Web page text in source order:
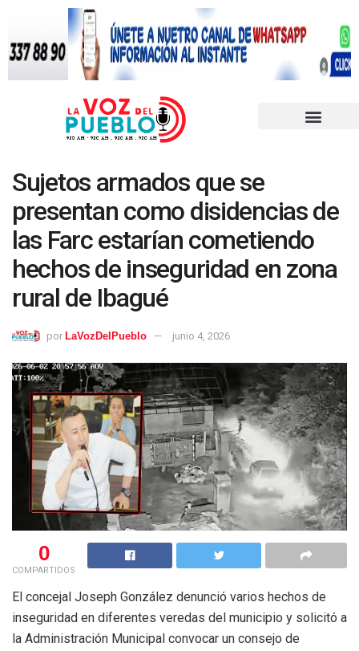
Sujetos armados que se
presentan como disidencias de
las Farc estarían cometiendo
hechos de inseguridad en zona
rural de Ibagué
por LaVozDelPueblo junio 4, 2026
0
COMPARTIDOS
El concejal Joseph González denunció varios hechos de
inseguridad en diferentes veredas del municipio y solicitó a
la Administración Municipal convocar un consejo de